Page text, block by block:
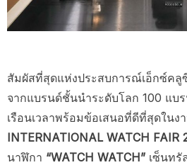
สัมผัสที่สุดแห่งประสบการณ์เอ็กซ์คลู
จากแบรนด์ชั้นนำระดับโลก 100 แบ
เรือนเวลาพร้อมข้อเสนอที่ดีที่สุดในง
INTERNATIONAL WATCH FAIR
นาฬิกา “WATCH WATCH” เซ็นท